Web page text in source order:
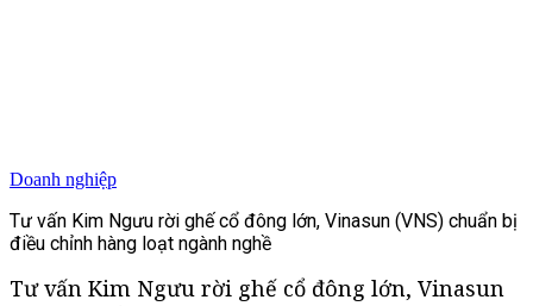
Doanh nghiệp
Tư vấn Kim Ngưu rời ghế cổ đông lớn, Vinasun (VNS) chuẩn bị
điều chỉnh hàng loạt ngành nghề
Tư vấn Kim Ngưu rời ghế cổ đông lớn, Vinasun